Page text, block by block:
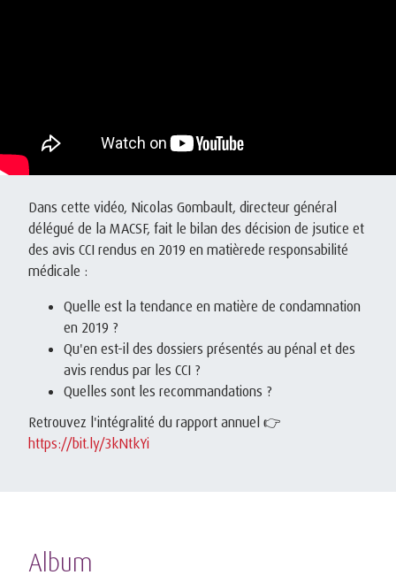
Dans cette vidéo, Nicolas Gombault, directeur général
délégué de la MACSF, fait le bilan des décision de jsutice et
des avis CCI rendus en 2019 en matièrede responsabilité
médicale :
Quelle est la tendance en matière de condamnation
en 2019 ?
Qu'en est-il des dossiers présentés au pénal et des
avis rendus par les CCI ?
Quelles sont les recommandations ?
Retrouvez l'intégralité du rapport annuel 👉
https://bit.ly/3kNtkYi
Album